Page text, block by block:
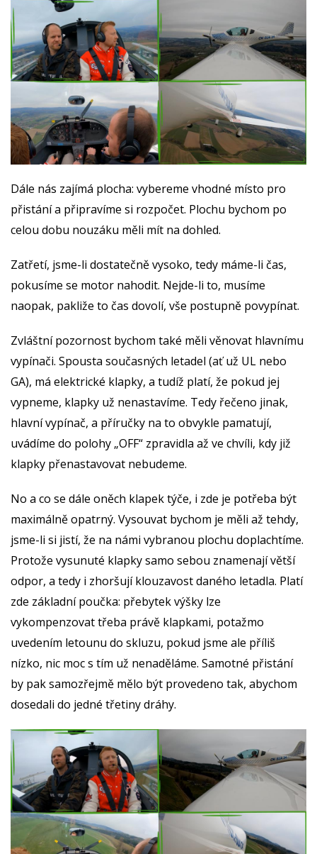
Dále nás zajímá plocha: vybereme vhodné místo pro
přistání a připravíme si rozpočet. Plochu bychom po
celou dobu nouzáku měli mít na dohled.
Zatřetí, jsme-li dostatečně vysoko, tedy máme-li čas,
pokusíme se motor nahodit. Nejde-li to, musíme
naopak, pakliže to čas dovolí, vše postupně povypínat.
Zvláštní pozornost bychom také měli věnovat hlavnímu
vypínači. Spousta současných letadel (ať už UL nebo
GA), má elektrické klapky, a tudíž platí, že pokud jej
vypneme, klapky už nenastavíme. Tedy řečeno jinak,
hlavní vypínač, a příručky na to obvykle pamatují,
uvádíme do polohy „OFF“ zpravidla až ve chvíli, kdy již
klapky přenastavovat nebudeme.
No a co se dále oněch klapek týče, i zde je potřeba být
maximálně opatrný. Vysouvat bychom je měli až tehdy,
jsme-li si jistí, že na námi vybranou plochu doplachtíme.
Protože vysunuté klapky samo sebou znamenají větší
odpor, a tedy i zhoršují klouzavost daného letadla. Platí
zde základní poučka: přebytek výšky lze
vykompenzovat třeba právě klapkami, potažmo
uvedením letounu do skluzu, pokud jsme ale příliš
nízko, nic moc s tím už nenaděláme. Samotné přistání
by pak samozřejmě mělo být provedeno tak, abychom
dosedali do jedné třetiny dráhy.